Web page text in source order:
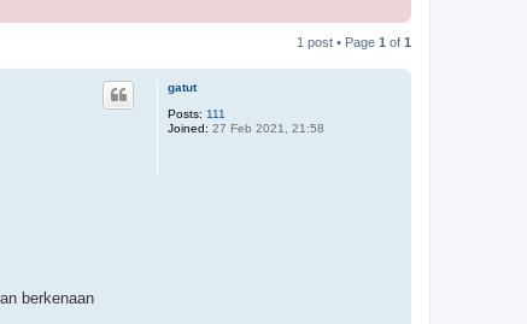
1 post • Page 1 of 1
gatut
Posts: 111
Joined: 27 Feb 2021, 21:58
berkenaan